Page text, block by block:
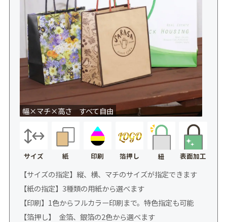
幅×マチ×高さ すべて自由
サイズ 紙 印刷 箔押し 紐 表面加工
【サイズの指定】縦、横、マチのサイズが指定できます
【紙の指定】3種類の用紙から選べます
【印刷】1色からフルカラー印刷まで。特色指定も可能
【箔押し】 金箔、銀箔の2色から選べます